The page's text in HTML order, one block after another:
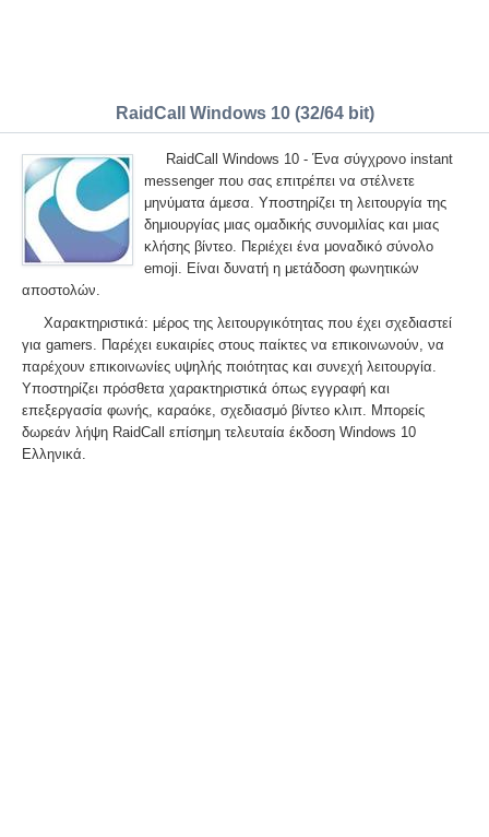
RaidCall Windows 10 (32/64 bit)
RaidCall Windows 10 - Ένα σύγχρονο instant
messenger που σας επιτρέπει να στέλνετε
μηνύματα άμεσα. Υποστηρίζει τη λειτουργία της
δημιουργίας μιας ομαδικής συνομιλίας και μιας
κλήσης βίντεο. Περιέχει ένα μοναδικό σύνολο
emoji. Είναι δυνατή η μετάδοση φωνητικών
αποστολών.
Χαρακτηριστικά: μέρος της λειτουργικότητας που έχει σχεδιαστεί
για gamers. Παρέχει ευκαιρίες στους παίκτες να επικοινωνούν, να
παρέχουν επικοινωνίες υψηλής ποιότητας και συνεχή λειτουργία.
Υποστηρίζει πρόσθετα χαρακτηριστικά όπως εγγραφή και
επεξεργασία φωνής, καραόκε, σχεδιασμό βίντεο κλιπ. Μπορείς
δωρεάν λήψη RaidCall επίσημη τελευταία έκδοση Windows 10
Ελληνικά.